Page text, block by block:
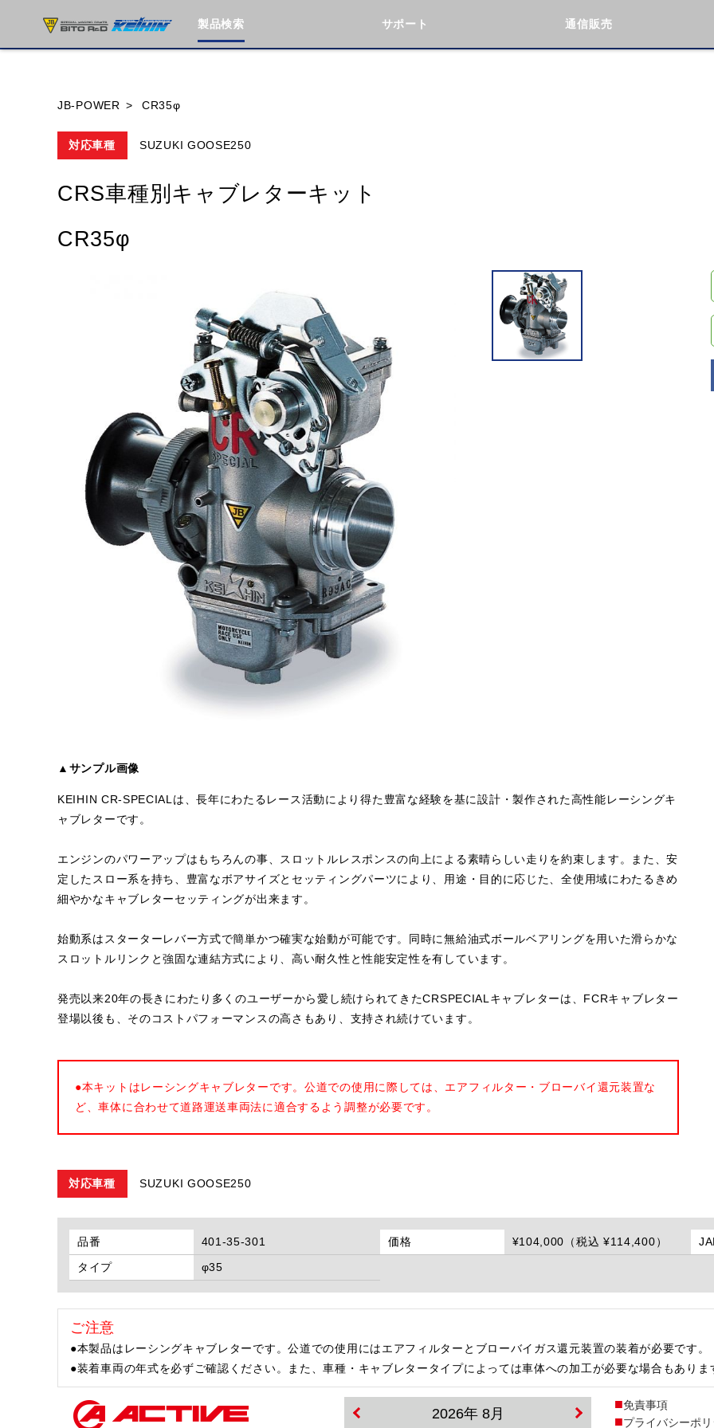
製品検索 サポート 通信販売
閉じる
JB-POWER CR35φ
対応車種 SUZUKI GOOSE250
CRS車種別キャブレターキット
CR35φ
▲サンプル画像
KEIHIN CR-SPECIALは、長年にわたるレース活動により得た豊富な経験を基に設計・製作された高性能レーシングキ
ャブレターです。
エンジンのパワーアップはもちろんの事、スロットルレスポンスの向上による素晴らしい走りを約束します。また、安
定したスロー系を持ち、豊富なボアサイズとセッティングパーツにより、用途・目的に応じた、全使用域にわたるきめ
細やかなキャブレターセッティングが出来ます。
始動系はスターターレバー方式で簡単かつ確実な始動が可能です。同時に無給油式ボールベアリングを用いた滑らかな
スロットルリンクと強固な連結方式により、高い耐久性と性能安定性を有しています。
発売以来20年の長きにわたり多くのユーザーから愛し続けられてきたCRSPECIALキャブレターは、FCRキャブレター
登場以後も、そのコストパフォーマンスの高さもあり、支持され続けています。
●本キットはレーシングキャブレターです。公道での使用に際しては、エアフィルター・ブローバイ還元装置な
ど、車体に合わせて道路運送車両法に適合するよう調整が必要です。
対応車種 SUZUKI GOOSE250
品番 401-35-301 価格 ¥104,000（税込 ¥114,400）
タイプ
φ35
ご注意
●本製品はレーシングキャブレターです。公道での使用にはエアフィルターとブローバイガス還元装置の装着が必要です。
●装着車両の年式を必ずご確認ください。また、車種・キャブレタータイプによっては車体への加工が必要な場合もあり
2026年 8月
免責事項
プライバシーポ